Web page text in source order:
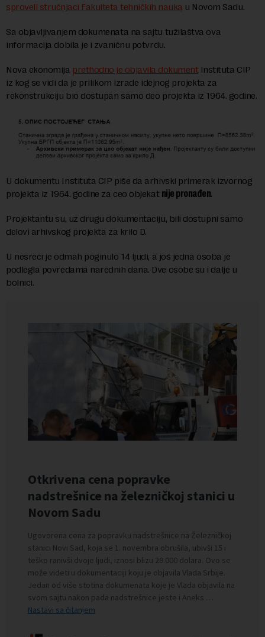
sproveli stručnjaci Fakulteta tehničkih nauka u Novom Sadu.
Sa objavljivanjem dokumenata na sajtu tužilaštva ova
informacija dobila je i zvaničnu potvrdu.
Nova ekonomija prethodno je objavila dokumentInstituta CIP
iz kog se vidi da je prilikom izrade idejnog projekta za
rekonstrukciju bio dostupan samo deo projekta iz 1964. godine.
U dokumentu Instituta CIP piše da arhivski primerak izvornog
projekta iz 1964. godine za ceo objekat nije pronađen.
Projektantu su, uz drugu dokumentaciju, bili dostupni samo
delovi arhivskog projekta za krilo D.
U nesreći je odmah poginulo 14 ljudi, a još jedna osoba je
podlegla povredama narednih dana. Dve osobe su i dalje u
bolnici.